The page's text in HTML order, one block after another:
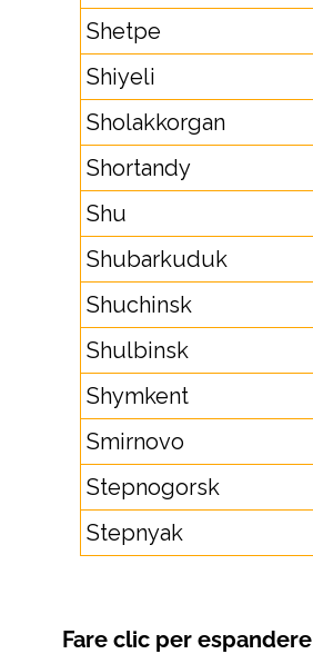
Shetpe
Shiyeli
Sholakkorgan
Shortandy
Shu
Shubarkuduk
Shuchinsk
Shulbinsk
Shymkent
Smirnovo
Stepnogorsk
Stepnyak
Fare clic per espandere